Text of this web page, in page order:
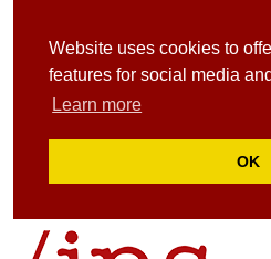
Website uses cookies to
features for social media
Learn more
OK